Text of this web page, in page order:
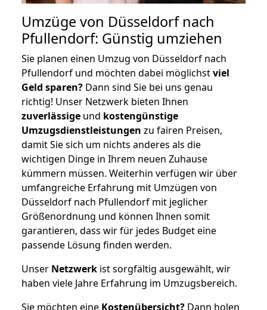
Umzüge von Düsseldorf nach
Pfullendorf: Günstig umziehen
Sie planen einen Umzug von Düsseldorf nach
Pfullendorf und möchten dabei möglichstviel
Geld sparen? Dann sind Sie bei uns genau
richtig! Unser Netzwerk bieten Ihnen
zuverlässige und kostengünstige
Umzugsdienstleistungen zu fairen Preisen,
damit Sie sich um nichts anderes als die
wichtigen Dinge in Ihrem neuen Zuhause
kümmern müssen. Weiterhin verfügen wir über
umfangreiche Erfahrung mit Umzügen von
Düsseldorf nach Pfullendorf mit jeglicher
Größenordnung und können Ihnen somit
garantieren, dass wir für jedes Budget eine
passende Lösung finden werden.
Unser Netzwerk ist sorgfältig ausgewählt, wir
haben viele Jahre Erfahrung im Umzugsbereich.
Sie möchten eine Kostenübersicht? Dann holen